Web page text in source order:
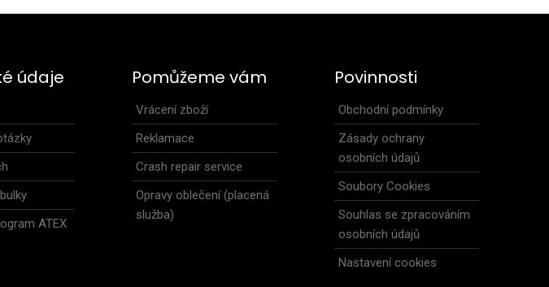
Elastické kalhoty REVOLT RED vhodné pro běh, atletiku či další sporty. V pase se
údaje
ATEX
Pomůžeme vám
Vrácení zboží
Reklamace
Crash repair service
Opravy oblečení (placená
služba)
Povinnosti
Obchodní podmínky
Zásady ochrany
osobních údajů
Soubory Cookies
Souhlas se zpracováním
osobních údajů
Nastavení cookies